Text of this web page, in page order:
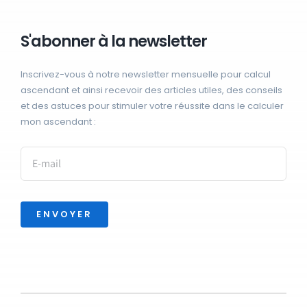
S'abonner à la newsletter
Inscrivez-vous à notre newsletter mensuelle pour calcul
ascendant et ainsi recevoir des articles utiles, des conseils
et des astuces pour stimuler votre réussite dans le calculer
mon ascendant :
ENVOYER